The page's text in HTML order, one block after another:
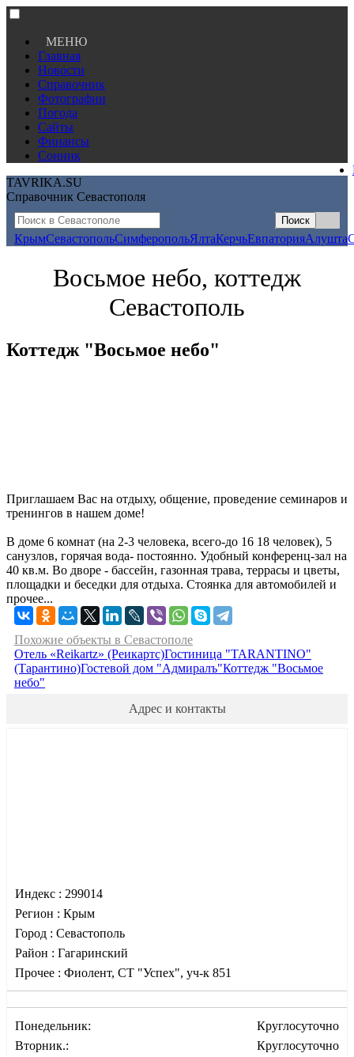
МЕНЮ
Главная
Новости
Справочник
Фотографии
Погода
Сайты
Финансы
Сонник
TAVRIKA.SU
Справочник Севастополя
КрымСевастопольСимферопольЯлтаКерчьЕвпаторияАлушта
Восьмое небо, коттедж
Севастополь
Коттедж "Восьмое небо"
Приглашаем Вас на отдыху, общение, проведение семинаров и
тренингов в нашем доме!
В доме 6 комнат (на 2-3 человека, всего-до 16 18 человек), 5
санузлов, горячая вода- постоянно. Удобный конференц-зал на
40 кв.м. Во дворе - бассейн, газонная трава, террасы и цветы,
площадки и беседки для отдыха. Стоянка для автомобилей и
прочее...
Похожие объекты в Севастополе
Отель «Reikartz» (Реикартс)Гостиница "TARANTINO"
(Тарантино)Гостевой дом "Адмиралъ"Коттедж "Восьмое
небо"
Адрес и контакты
Индекс : 299014
Регион : Крым
Город : Севастополь
Район : Гагаринский
Прочее : Фиолент, СТ "Успех", уч-к 851
Понедельник:
Круглосуточно
Вторник.:
Круглосуточно